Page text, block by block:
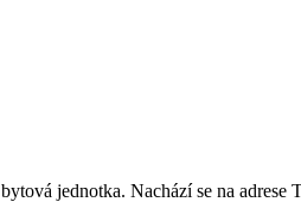
jednotka. Nachází se na adrese